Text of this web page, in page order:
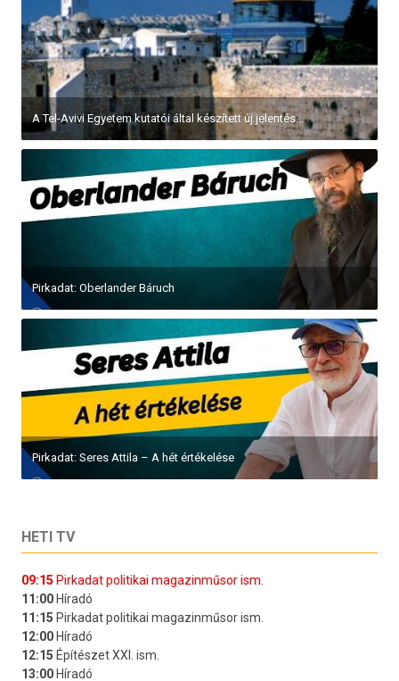
A Tel-Avivi Egyetem kutatói által készített új jelentés...
Pirkadat: Oberlander Báruch
Pirkadat: Seres Attila – A hét értékelése
HETI TV